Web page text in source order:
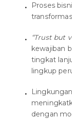
Proses
“Trust but
kewajiban
tingkat
lingkup
dengan